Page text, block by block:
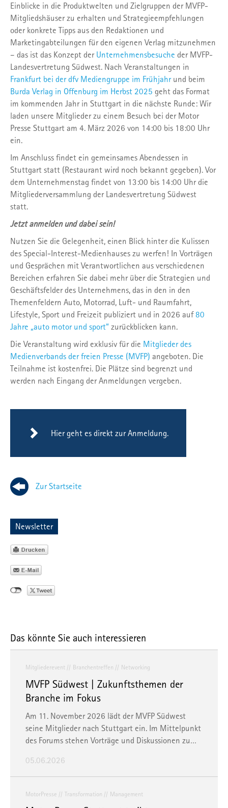
Einblicke in die Produktwelten und Zielgruppen der MVFP-
Mitgliedshäuser zu erhalten und Strategieempfehlungen
oder konkrete Tipps aus den Redaktionen und
Marketingabteilungen für den eigenen Verlag mitzunehmen
– das ist das Konzept der Unternehmensbesuche der MVFP-
Landesvertretung Südwest. Nach Veranstaltungen in
Frankfurt bei der dfv Mediengruppe im Frühjahrund beim
Burda Verlag in Offenburg im Herbst 2025 geht das Format
im kommenden Jahr in Stuttgart in die nächste Runde: Wir
laden unsere Mitglieder zu einem Besuch bei der Motor
Presse Stuttgart am 4. März 2026 von 14:00 bis 18:00 Uhr
ein.
Im Anschluss findet ein gemeinsames Abendessen in
Stuttgart statt (Restaurant wird noch bekannt gegeben). Vor
dem Unternehmenstag findet von 13:00 bis 14:00 Uhr die
Mitgliederversammlung der Landesvertretung Südwest
statt.
Jetzt anmelden und dabei sein!
Nutzen Sie die Gelegenheit, einen Blick hinter die Kulissen
des Special-Interest-Medienhauses zu werfen! In Vorträgen
und Gesprächen mit Verantwortlichen aus verschiedenen
Bereichen erfahren Sie dabei mehr über die Strategien und
Geschäftsfelder des Unternehmens, das in den in den
Themenfeldern Auto, Motorrad, Luft- und Raumfahrt,
Lifestyle, Sport und Freizeit publiziert und in 2026 auf 80
Jahre „auto motor und sport“ zurückblicken kann.
Die Veranstaltung wird exklusiv für die Mitglieder des
Medienverbands der freien Presse (MVFP) angeboten. Die
Teilnahme ist kostenfrei. Die Plätze sind begrenzt und
werden nach Eingang der Anmeldungen vergeben.
Hier geht es direkt zur Anmeldung.
Zur Startseite
Newsletter
Das könnte Sie auch interessieren
Mitgliederevent Branchentreffen Networking
MVFP Südwest | Zukunftsthemen der
Branche im Fokus
Am 11. November 2026 lädt der MVFP Südwest
seine Mitglieder nach Stuttgart ein. Im Mittelpunkt
des Forums stehen Vorträge und Diskussionen zu…
05.06.2026
MotorPresse Transformation Management